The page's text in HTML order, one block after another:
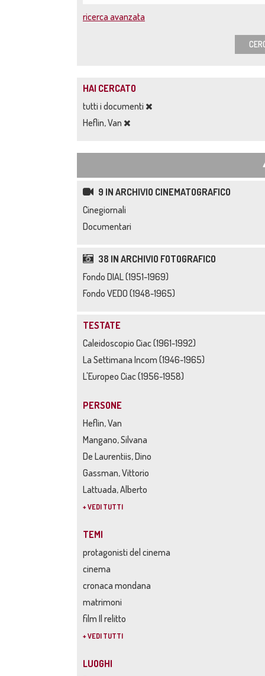
ricerca avanzata
HAI CERCATO
tutti i documenti
Heflin, Van
9 IN ARCHIVIO CINEMATOGRAFICO
Cinegiornali
Documentari
38 IN ARCHIVIO FOTOGRAFICO
Fondo DIAL (1951-1969)
Fondo VEDO (1948-1965)
TESTATE
Caleidoscopio Ciac (1961-1992)
La Settimana Incom (1946-1965)
L'Europeo Ciac (1956-1958)
PERSONE
Heflin, Van
Mangano, Silvana
De Laurentiis, Dino
Gassman, Vittorio
Lattuada, Alberto
+ VEDI TUTTI
TEMI
protagonisti del cinema
cinema
cronaca mondana
matrimoni
film Il relitto
+ VEDI TUTTI
LUOGHI